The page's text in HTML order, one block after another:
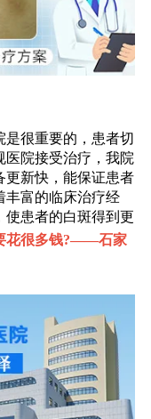
很重要的，患者切
医院接受治疗，我院
更新快，能保证患者
丰富的临床治疗经
使患者的白斑得到更
花很多钱?——石家